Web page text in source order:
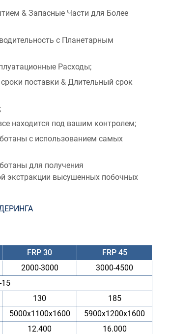
& Запасные Части для Более
с Планетарным
Расходы;
поставки & Длительный срок
находится под вашим контролем;
с использованием самых
для получения
экстракции высушенных побочных
FRP 30
FRP 45
2000-3000
3000-4500
15
130
185
5000x1100x1600
5900x1200x1600
12.400 16.000